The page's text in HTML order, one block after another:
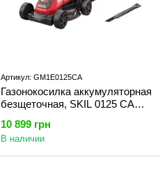
Артикул: GM1E0125CA
Газонокосилка аккумуляторная
безщеточная, SKIL 0125 CA
10 899 грн
В наличии